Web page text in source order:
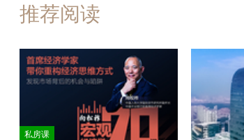
推荐阅读
私房课